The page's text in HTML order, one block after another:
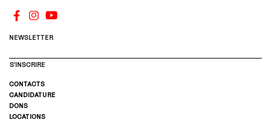
NEWSLETTER
S'INSCRIRE
CONTACTS
CANDIDATURE
DONS
LOCATIONS